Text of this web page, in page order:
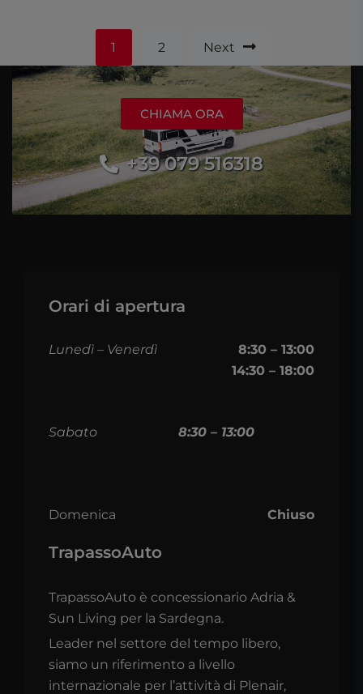
1 2 Next
CHIAMA ORA
+39 079 516318
Orari di apertura
Lunedì – Venerdì
8:30 – 13:00
14:30 – 18:00
Sabato 8:30 – 13:00
Domenica Chiuso
TrapassoAuto
TrapassoAuto è concessionario Adria &
Sun Living per la Sardegna.
Leader nel settore del tempo libero,
siamo un riferimento a livello
internazionale per l’attività di Plenair,